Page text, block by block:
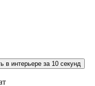
в интерьере за 10 секунд